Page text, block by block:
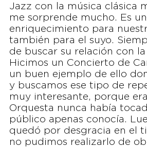
Jazz con la música clásica
me sorprende mucho. Es
enriquecimiento para
también para el suyo.
de buscar su relación con la
Hicimos un Concierto de
un buen ejemplo de ello
y buscamos ese tipo de
muy interesante, porque
Orquesta nunca había
público apenas conocía.
quedó por desgracia en el
no pudimos realizarlo de